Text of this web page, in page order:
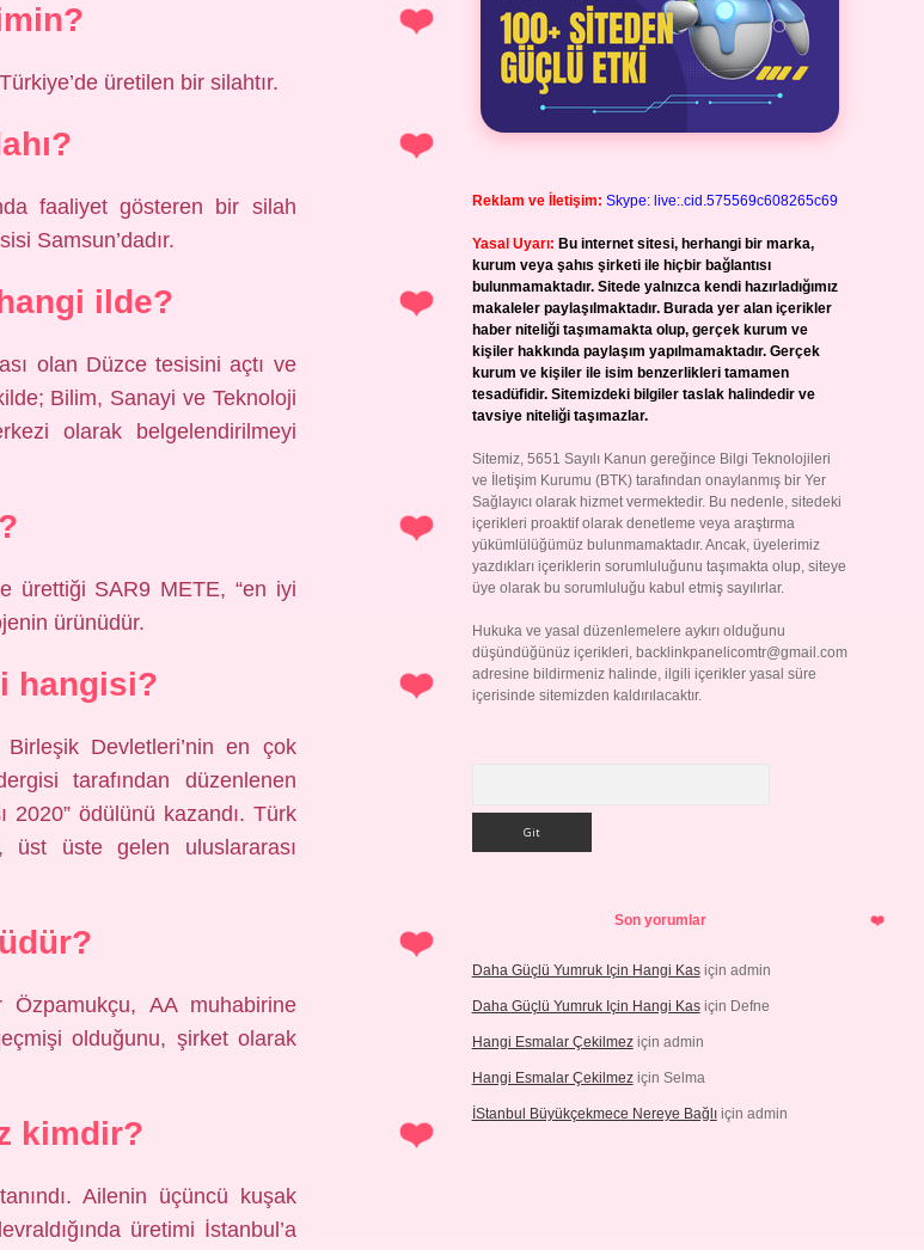
üretilen bir silahtır.
faaliyet gösteren bir silah
Samsun’dadır.
ilde?
olan Düzce tesisini açtı ve
Bilim, Sanayi ve Teknoloji
olarak belgelendirilmeyi
ürettiği SAR9 METE, “en iyi
ürünüdür.
hangisi?
Devletleri’nin en çok
tarafından düzenlenen
2020” ödülünü kazandı. Türk
üst üste gelen uluslararası
AA muhabirine
olduğunu, şirket olarak
kimdir?
Ailenin üçüncü kuşak
üretimi İstanbul’a
Reklam ve İletişim: Skype: live:.cid.575569c608265c69
Yasal Uyarı: Bu internet sitesi, herhangi bir marka,
kurum veya şahıs şirketi ile hiçbir bağlantısı
bulunmamaktadır. Sitede yalnızca kendi hazırladığımız
makaleler paylaşılmaktadır. Burada yer alan içerikler
haber niteliği taşımamakta olup, gerçek kurum ve
kişiler hakkında paylaşım yapılmamaktadır. Gerçek
kurum ve kişiler ile isim benzerlikleri tamamen
tesadüfidir. Sitemizdeki bilgiler taslak halindedir ve
tavsiye niteliği taşımazlar.
Sitemiz, 5651 Sayılı Kanun gereğince Bilgi Teknolojileri
ve İletişim Kurumu (BTK) tarafından onaylanmış bir Yer
Sağlayıcı olarak hizmet vermektedir. Bu nedenle, sitedeki
içerikleri proaktif olarak denetleme veya araştırma
yükümlülüğümüz bulunmamaktadır. Ancak, üyelerimiz
yazdıkları içeriklerin sorumluluğunu taşımakta olup, siteye
üye olarak bu sorumluluğu kabul etmiş sayılırlar.
Hukuka ve yasal düzenlemelere aykırı olduğunu
düşündüğünüz içerikleri, backlinkpanelicomtr@gmail.com
adresine bildirmeniz halinde, ilgili içerikler yasal süre
içerisinde sitemizden kaldırılacaktır.
Son yorumlar
Daha Güçlü Yumruk Için Hangi Kasiçin admin
Daha Güçlü Yumruk Için Hangi Kasiçin Defne
Hangi Esmalar Çekilmeziçin admin
Hangi Esmalar Çekilmeziçin Selma
İStanbul Büyükçekmece Nereye Bağlıiçin admin